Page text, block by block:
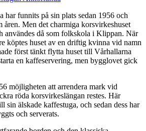
har funnits på sin plats sedan 1956 och
åren. Men det charmiga korsvirkeshuset
användes då som folkskola i Klippan. När
köptes huset av en driftig kvinna vid namn
först tänkt flytta huset till Vårhallarna
en kaffeservering, men bygglovet gick
möjligheten att arrendera mark vid
röda korsvirkeslängan restes. Här
sin älskade kaffestuga, och sedan dess har
och serverats.